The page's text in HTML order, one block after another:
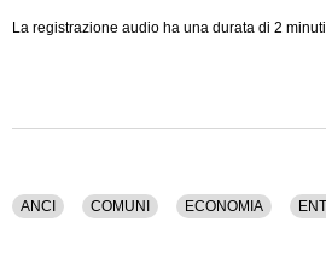
La registrazione audio ha una durata di 2
ANCI COMUNI ECONOMIA